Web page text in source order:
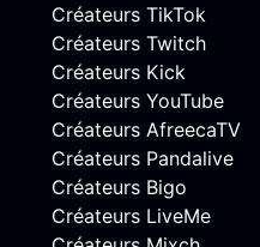
Créateurs TikTok
Créateurs Twitch
Créateurs Kick
Créateurs YouTube
Créateurs AfreecaTV
Créateurs Pandalive
Créateurs Bigo
Créateurs LiveMe